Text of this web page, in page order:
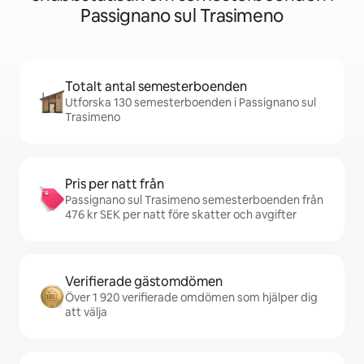
Passignano sul Trasimeno
Totalt antal semesterboenden
Utforska 130 semesterboenden i Passignano sul
Trasimeno
Pris per natt från
Passignano sul Trasimeno semesterboenden från
476 kr SEK per natt före skatter och avgifter
Verifierade gästomdömen
Över 1 920 verifierade omdömen som hjälper dig
att välja